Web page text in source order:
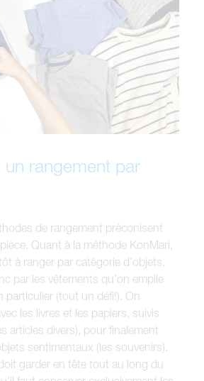
un rangement par
de rangement préconisent
Quant à la méthode KonMari,
à ranger par catégorie d’objets.
par les vêtements qu’on empile
particulier (tout un défi!). On
les livres et les papiers, suivis
articles divers), pour finalement
sentimentaux (les souvenirs).
garder en tête tout au long du